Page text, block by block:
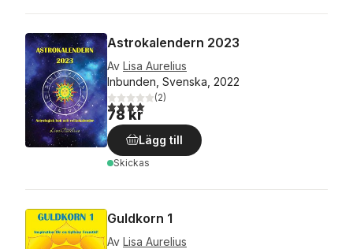
Astrokalendern 2023
Av Lisa Aurelius
Inbunden, Svenska, 2022
4,0utav 5 stjärnor. Totalt antal röster:
(2)
78 kr
Lägg till
Skickas
Guldkorn 1
Av Lisa Aurelius